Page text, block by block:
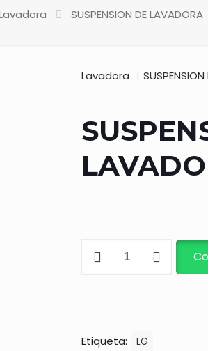
SUSPENSION DE LAVADORA
Lavadora |
Etiqueta: LG